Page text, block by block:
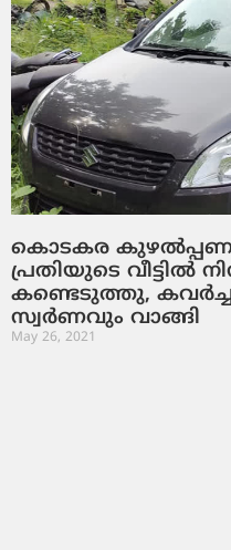
കൊടകര
പ്രതിയുടെ വീട്ടില്‍
കണ്ടെടുത്തു,
സ്വര്‍ണവും വാങ്ങി
May 26, 2021